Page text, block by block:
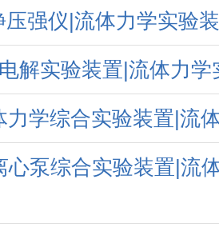
压强仪|流体力学实验
解实验装置|流体力学
力学综合实验装置|流
心泵综合实验装置|流